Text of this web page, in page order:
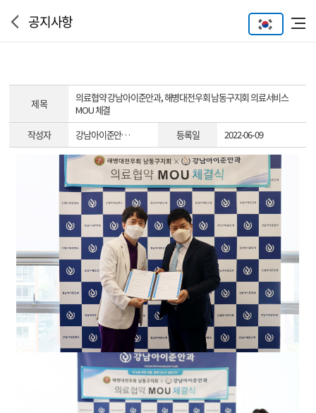
공지사항
제 목 의료협약강남아이준안과, 해병대전우회 남동구지회 의료서비스
MOU 체결
작성자
강남아이준안… 등록일 2022-06-09